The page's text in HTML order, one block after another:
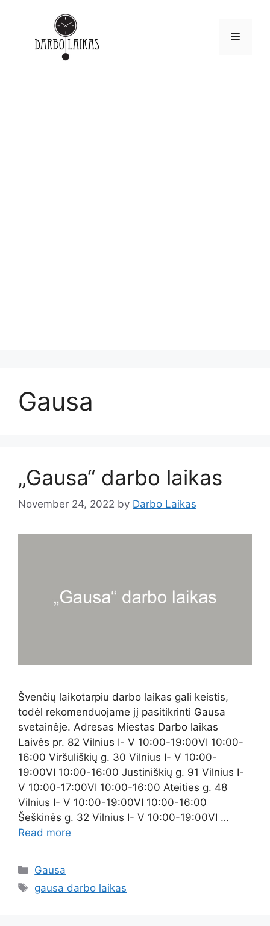
Gausa
„Gausa“ darbo laikas
November 24, 2022 by Darbo Laikas
Švenčių laikotarpiu darbo laikas gali keistis,
todėl rekomenduojame jį pasitikrinti Gausa
svetainėje. Adresas Miestas Darbo laikas
Laivės pr. 82 Vilnius I- V 10:00-19:00VI 10:00-
16:00 Viršuliškių g. 30 Vilnius I- V 10:00-
19:00VI 10:00-16:00 Justiniškių g. 91 Vilnius I-
V 10:00-17:00VI 10:00-16:00 Ateities g. 48
Vilnius I- V 10:00-19:00VI 10:00-16:00
Šeškinės g. 32 Vilnius I- V 10:00-19:00VI …
Read more
Gausa
gausa darbo laikas